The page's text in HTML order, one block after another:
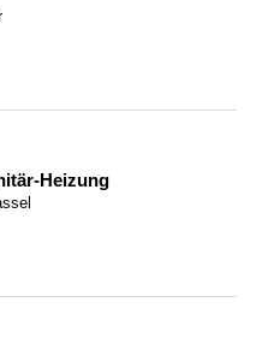
Heizung